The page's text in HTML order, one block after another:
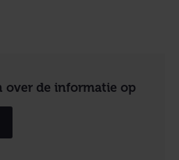
over de informatie op